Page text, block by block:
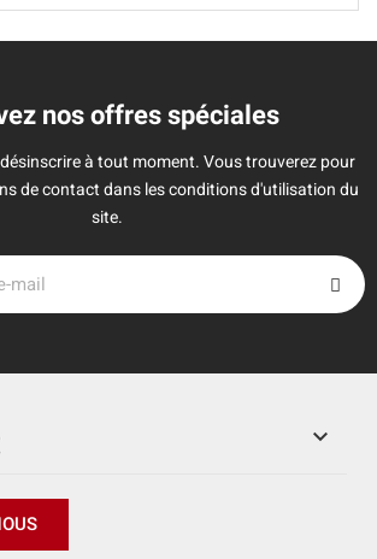
nos offres spéciales
à tout moment. Vous trouverez pour
de contact dans les conditions d'utilisation du
site.
